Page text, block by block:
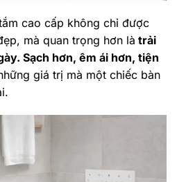
cao cấp không chỉ được
mà quan trọng hơn là trải
Sạch hơn, êm ái hơn, tiện
giá trị mà một chiếc bàn